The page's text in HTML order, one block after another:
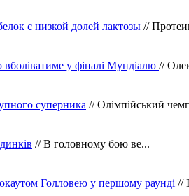
с низкой долей лактозы //
вболіватиме у фіналі Мундіалю //
суперника // Олімпійський
// В головному бою ве...
Голловею у першому раунді //